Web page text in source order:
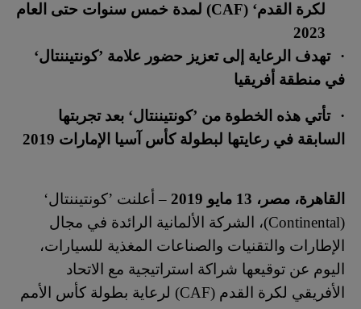
لكرة القدم‘ (CAF) لمدة خمس سنوات حتى العام
2023
·
تهدف الرعاية إلى تعزيز حضور علامة ’كونتيننتال‘
في منطقة أفريقيا
·
تأتي هذه الخطوة من ’كونتيننتال‘ بعد تجربتها
السابقة في رعايتها لبطولة كأس آسيا الإمارات 2019
القاهرة، مصر، 13 مايو 2019
– أعلنت ’كونتيننتال‘
(
Continental)، الشركة الألمانية الرائدة في مجال
الإطارات والتقنيات والصناعات المغذية للسيارات،
اليوم عن توقيعها شراكة استراتيجية مع الاتحاد
الأفريقي لكرة القدم (CAF) لرعاية بطولة كأس الأمم